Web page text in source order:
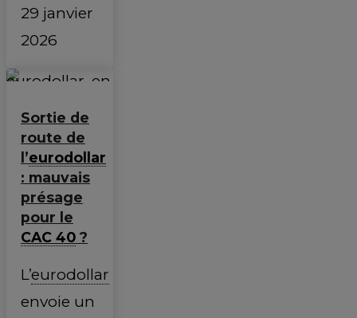
29 janvier
2026
Sortie de
route de
l’eurodollar
: mauvais
présage
pour le
CAC 40 ?
L’eurodollar
envoie un